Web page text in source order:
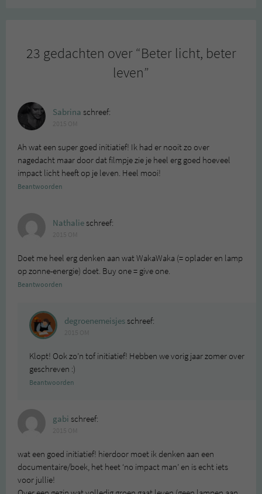
23 gedachten over “Beter licht, beter
leven”
Sabrina schreef:
Ah wat een super goed initiatief! Ik had er nooit zo over
nagedacht maar door dat filmpje zie je heel erg goed hoeveel
impact licht heeft op je leven. Heel mooi!
Beantwoorden
Nathalieschreef:
Doet me heel erg denken aan wat WakaWaka (= oplader en lamp
op zonne-energie) doet. Buy one = give one.
Beantwoorden
degroenemeisjesschreef:
Klopt! Ook zo’n tof initiatief! Hebben we vorig jaar zomer over
geschreven :)
Beantwoorden
gabi schreef:
wat een goed initiatief! hierdoor moet ik denken aan een
documentaire/boek, het heet ‘no impact man’ en is echt iets
voor jullie!